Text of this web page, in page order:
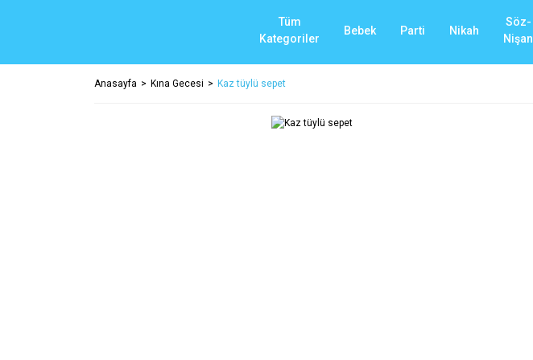
Tüm
Kategoriler
Bebek Parti Nikah
Söz-
Nişan
Anasayfa Kına Gecesi Kaz tüylü sepet